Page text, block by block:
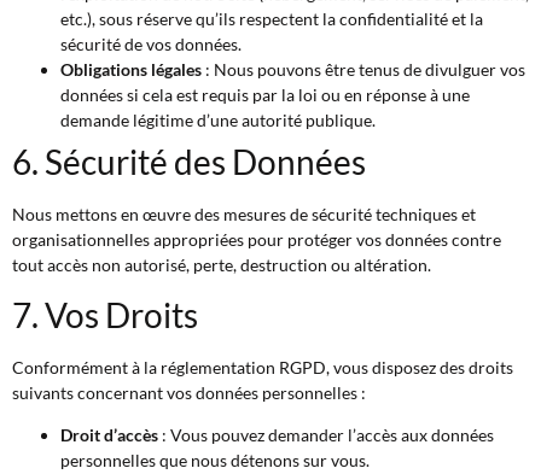
etc.), sous réserve qu’ils respectent la confidentialité et la
sécurité de vos données.
Obligations légales : Nous pouvons être tenus de divulguer vos
données si cela est requis par la loi ou en réponse à une
demande légitime d’une autorité publique.
6. Sécurité des Données
Nous mettons en œuvre des mesures de sécurité techniques et
organisationnelles appropriées pour protéger vos données contre
tout accès non autorisé, perte, destruction ou altération.
7. Vos Droits
Conformément à la réglementation RGPD, vous disposez des droits
suivants concernant vos données personnelles :
Droit d’accès : Vous pouvez demander l’accès aux données
personnelles que nous détenons sur vous.